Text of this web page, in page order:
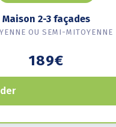
Maison 2-3 façades
OU SEMI-MITOYENNE
189€